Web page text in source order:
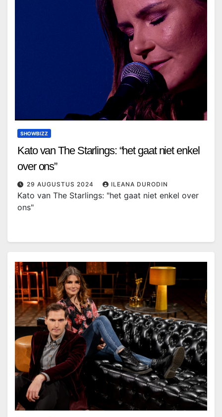
SHOWBIZZ
Kato van The Starlings: “het gaat niet enkel
over ons”
29 AUGUSTUS 2024 ILEANA DURODIN
Kato van The Starlings: "het gaat niet enkel over
ons"